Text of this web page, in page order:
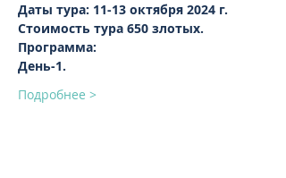
Даты тура: 11-13 октября 2024 г.
Стоимость тура 650 злотых.
Программа:
День-1.
Подробнее >